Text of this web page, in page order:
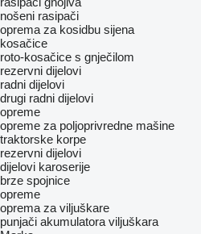
nošeni rasipači
oprema za kosidbu sijena
kosačice
roto-kosačice s gnječilom
rezervni dijelovi
radni dijelovi
drugi radni dijelovi
opreme
opreme za poljoprivredne mašine
traktorske korpe
rezervni dijelovi
dijelovi karoserije
brze spojnice
opreme
oprema za viljuškare
punjači akumulatora viljuškara